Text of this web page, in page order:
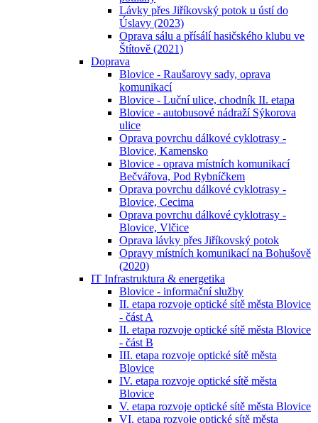
Lávky přes Jiříkovský potok u ústí do
Úslavy (2023)
Oprava sálu a přísálí hasičského klubu ve
Štítově (2021)
Doprava
Blovice - Raušarovy sady, oprava
komunikací
Blovice - Luční ulice, chodník II. etapa
Blovice - autobusové nádraží Sýkorova
ulice
Oprava povrchu dálkové cyklotrasy -
Blovice, Kamensko
Blovice - oprava místních komunikací
Bečvářova, Pod Rybníčkem
Oprava povrchu dálkové cyklotrasy -
Blovice, Cecima
Oprava povrchu dálkové cyklotrasy -
Blovice, Vlčice
Oprava lávky přes Jiříkovský potok
Opravy místních komunikací na Bohušově
(2020)
IT Infrastruktura & energetika
Blovice - informační služby
II. etapa rozvoje optické sítě města Blovice
- část A
II. etapa rozvoje optické sítě města Blovice
- část B
III. etapa rozvoje optické sítě města
Blovice
IV. etapa rozvoje optické sítě města
Blovice
V. etapa rozvoje optické sítě města Blovice
VI. etapa rozvoje optické sítě města